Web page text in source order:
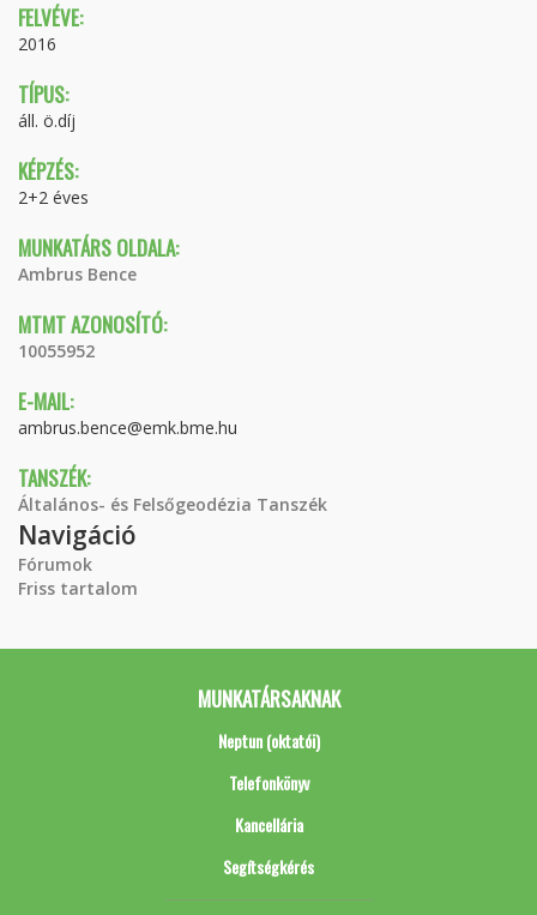
FELVÉVE:
2016
TÍPUS:
áll. ö.díj
KÉPZÉS:
2+2 éves
MUNKATÁRS OLDALA:
Ambrus Bence
MTMT AZONOSÍTÓ:
10055952
E-MAIL:
ambrus.bence@emk.bme.hu
TANSZÉK:
Általános- és Felsőgeodézia Tanszék
Navigáció
Fórumok
Friss tartalom
MUNKATÁRSAKNAK
Neptun (oktatói)
Telefonkönyv
Kancellária
Segítségkérés